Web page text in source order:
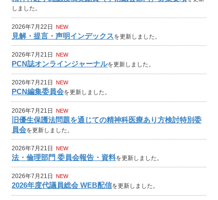
しました。
2026年7月22日 NEW
見解・提言・声明インデックスを更新しました。
2026年7月21日 NEW
PCN誌オンラインジャーナルを更新しました。
2026年7月21日 NEW
PCN編集委員会を更新しました。
2026年7月21日 NEW
旧優生保護法問題を通じての精神科医療あり方検討特別委
員会を更新しました。
2026年7月21日 NEW
法・倫理部門 委員会報告・資料を更新しました。
2026年7月21日 NEW
2026年度代議員総会 WEB配信を更新しました。